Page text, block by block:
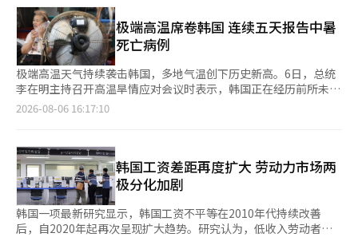
扩大带动，该年龄段就业率为59.5%，与去年同期持平。 调查显
示，提前退休和养老收入不足，是推动老年人继续工作的主要原
因。去年，韩国劳动者退出职业生涯中任职时间最长的“主要工作
岗位”的平均年龄为53岁，比韩国
极端高温席卷韩国 连续五天报告中暑
死亡病例
极端高温天气持续袭击韩国，多地气温创下历史新高。6日，总统
李在明主持召开高温旱情应对会议时表示，韩国正在经历前所未有
的极端酷暑天气，未来一段时间仍可能持续，要求中央及地方政府
各部门必须以高度戒备状态启动全方位应急响应机制，针对极端气
候完善应对措施，全力降低灾害影响。 李在明要求各部门和地方
政府充分调配人员和资源，加强对独居老人、棚户区居民等弱势群
体的关怀，上门为无法
2026-08-06 16:17:10
韩国工资差距再度扩大 劳动力市场两
极分化加剧
韩国一项最新研究显示，韩国工资不平等在2010年代持续改善
后，自2020年起再次呈现扩大趋势。研究认为，低收入劳动者工